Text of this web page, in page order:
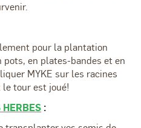
pour la plantation
pots, en plates-bandes et en
MYKE sur les racines
tour est joué!
HERBES :